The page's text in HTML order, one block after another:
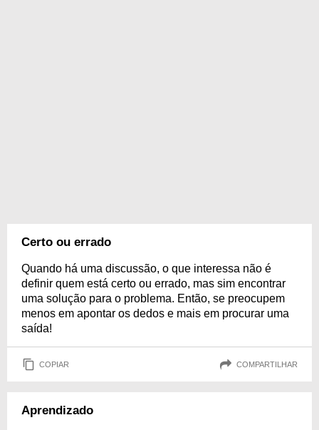
Certo ou errado
Quando há uma discussão, o que interessa não é
definir quem está certo ou errado, mas sim encontrar
uma solução para o problema. Então, se preocupem
menos em apontar os dedos e mais em procurar uma
saída!
COPIAR COMPARTILHAR
Aprendizado